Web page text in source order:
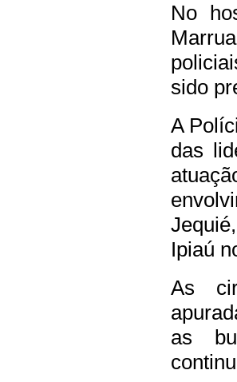
No
sido
A
das
Ipiaú
As
as